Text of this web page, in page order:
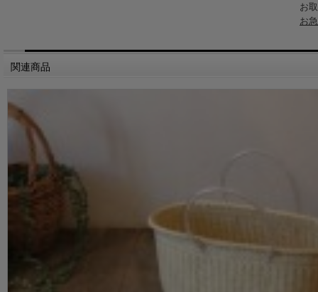
お
お
関連商品